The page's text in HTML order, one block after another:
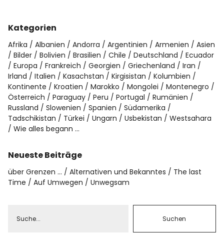
Kategorien
Afrika Albanien Andorra Argentinien Armenien
Asien
Bilder
Bolivien Brasilien Chile Deutschland
Ecuador
Europa
Frankreich Georgien Griechenland
Iran
Irland
Italien Kasachstan Kirgisistan
Kolumbien
Kontinente
Kroatien Marokko Mongolei
Montenegro
Österreich
Paraguay Peru Portugal
Rumänien
Russland
Slowenien Spanien
Südamerika
Tadschikistan
Türkei Ungarn Usbekistan
Westsahara
Wie alles begann …
Neueste Beiträge
über Grenzen … Alternativen und Bekanntes
The last
Time
Auf Umwegen Unwegsam